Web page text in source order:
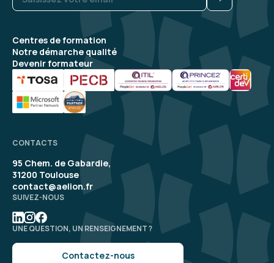
Centres de formation
Notre démarche qualité
Devenir formateur
CONTACTS
95 Chem. de Gabardie,
31200 Toulouse
contact@aelion.fr
SUIVEZ-NOUS
UNE QUESTION, UN RENSEIGNEMENT ?
Contactez-nous